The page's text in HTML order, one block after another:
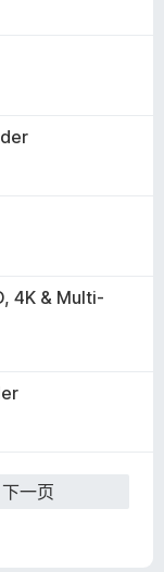
4K & Multi-
下一页